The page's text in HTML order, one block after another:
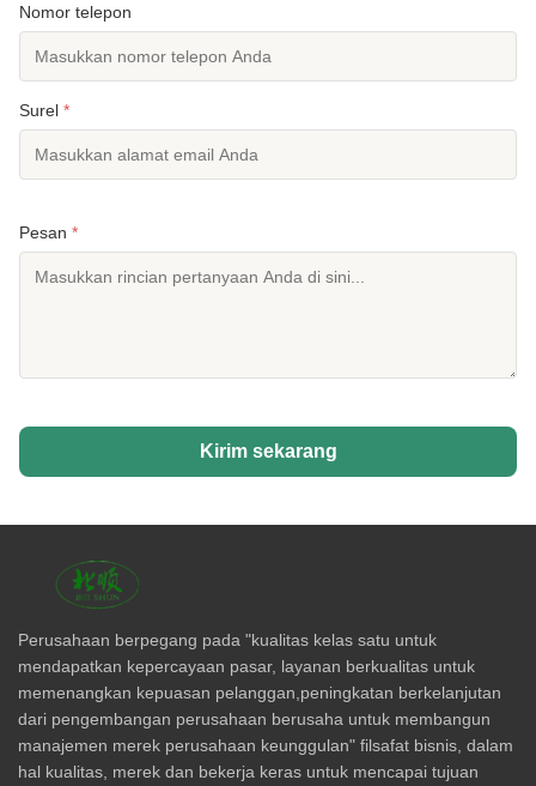
Nomor telepon
Surel *
Pesan *
Kirim sekarang
Perusahaan berpegang pada "kualitas kelas satu untuk
mendapatkan kepercayaan pasar, layanan berkualitas untuk
memenangkan kepuasan pelanggan,peningkatan berkelanjutan
dari pengembangan perusahaan berusaha untuk membangun
manajemen merek perusahaan keunggulan" filsafat bisnis, dalam
hal kualitas, merek dan bekerja keras untuk mencapai tujuan